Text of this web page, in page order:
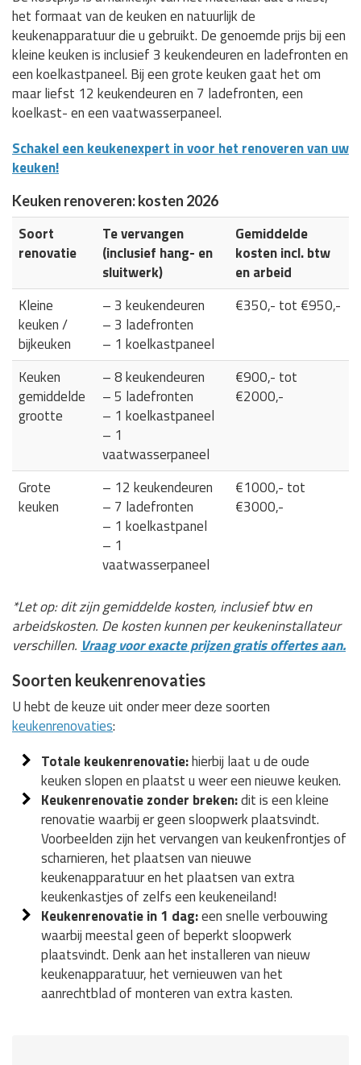
het formaat van de keuken en natuurlijk de
keukenapparatuur die u gebruikt. De genoemde prijs bij een
kleine keuken is inclusief 3 keukendeuren en ladefronten en
een koelkastpaneel. Bij een grote keuken gaat het om
maar liefst 12 keukendeuren en 7 ladefronten, een
koelkast- en een vaatwasserpaneel.
Schakel een keukenexpert in voor het renoveren van uw
keuken!
Keuken renoveren: kosten 2026
Soort
renovatie
Te vervangen
(inclusief hang- en
sluitwerk)
Gemiddelde
kosten incl. btw
en arbeid
Kleine
keuken /
bijkeuken
– 3 keukendeuren
– 3 ladefronten
– 1 koelkastpaneel
€350,- tot €950,-
Keuken
gemiddelde
grootte
– 8 keukendeuren
– 5 ladefronten
– 1 koelkastpaneel
– 1
vaatwasserpaneel
€900,- tot
€2000,-
Grote
keuken
– 12 keukendeuren
– 7 ladefronten
– 1 koelkastpanel
– 1
vaatwasserpaneel
€1000,- tot
€3000,-
*Let op: dit zijn gemiddelde kosten, inclusief btw en
arbeidskosten. De kosten kunnen per keukeninstallateur
verschillen. Vraag voor exacte prijzen gratis offertes aan.
Soorten keukenrenovaties
U hebt de keuze uit onder meer deze soorten
keukenrenovaties:
Totale keukenrenovatie:hierbij laat u de oude
keuken slopen en plaatst u weer een nieuwe keuken.
Keukenrenovatie zonder breken:dit is een kleine
renovatie waarbij er geen sloopwerk plaatsvindt.
Voorbeelden zijn het vervangen van keukenfrontjes of
scharnieren, het plaatsen van nieuwe
keukenapparatuur en het plaatsen van extra
keukenkastjes of zelfs een keukeneiland!
Keukenrenovatie in 1 dag:een snelle verbouwing
waarbij meestal geen of beperkt sloopwerk
plaatsvindt. Denk aan het installeren van nieuw
keukenapparatuur, het vernieuwen van het
aanrechtblad of monteren van extra kasten.